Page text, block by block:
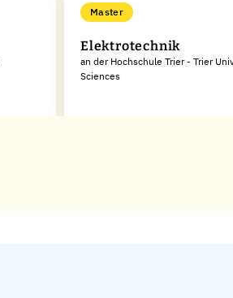
Master
Elektrotechnik
an der Hochschule Trier - Trier
Sciences